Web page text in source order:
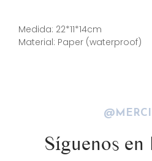
Medida: 22*11*14cm
Material: Paper (waterproof)
Síguenos en